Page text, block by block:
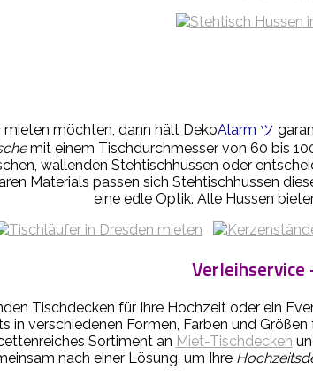
mieten möchten, dann hält DekoAlarm ツ
mit einem Tischdurchmesser von 60 bis
wallenden Stehtischhussen oder
Materials passen sich Stehtischhussen
eine edle Optik. Alle Hussen
Verleihservice
Tischdecken für Ihre Hochzeit oder ein
in verschiedenen Formen, Farben und
Sortiment an Miet-Tischdecken
nach einer Lösung, um Ihre